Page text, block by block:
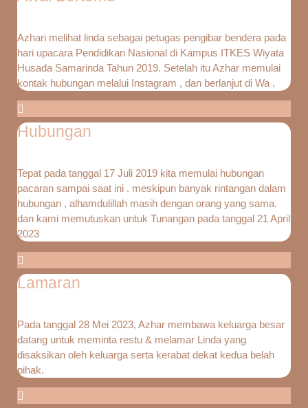
Azhari melihat linda sebagai petugas pengibar bendera pada
hari upacara Pendidikan Nasional di Kampus ITKES Wiyata
Husada Samarinda Tahun 2019. Setelah itu Azhar memulai
kontak hubungan melalui Instagram , dan berlanjut di Wa .
Hubungan
Tepat pada tanggal 17 Juli 2019 kita memulai hubungan
pacaran sampai saat ini . meskipun banyak rintangan dalam
hubungan , alhamdulillah masih dengan orang yang sama.
dan kami memutuskan untuk Tunangan pada tanggal 21 April
2023
Lamaran
Pada tanggal 28 Mei 2023, Azhar membawa keluarga besar
datang untuk meminta restu & melamar Linda yang
disaksikan oleh keluarga serta kerabat dekat kedua belah
pihak.